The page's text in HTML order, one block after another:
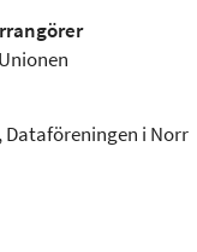
Dataföreningen i Norr